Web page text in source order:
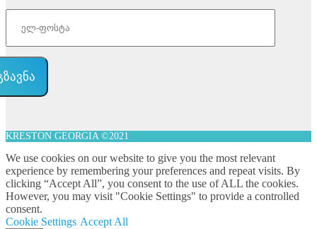
KRESTON GEORGIA ©2021
We use cookies on our website to give you the most relevant
experience by remembering your preferences and repeat visits. By
clicking “Accept All”, you consent to the use of ALL the cookies.
However, you may visit "Cookie Settings" to provide a controlled
consent.
Cookie Settings Accept All